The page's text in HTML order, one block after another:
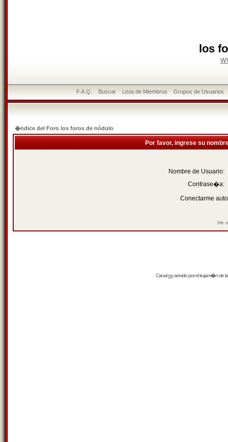
los
F.A.Q. Buscar Lista de Miembros Grupos de Usuarios
�ndice del Foro los foros de nódulo
Por favor, ingrese su
Nombre de Usuario:
Contrase�a:
Conectarme
He
Canalrssservido por eltrujam�nde